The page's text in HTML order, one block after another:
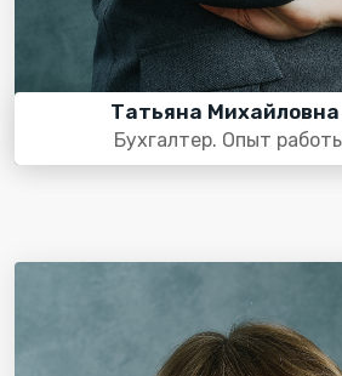
Татьяна Михайловна
Бухгалтер. Опыт